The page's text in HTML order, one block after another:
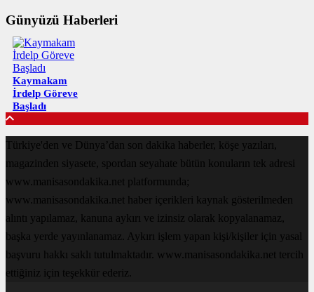
Günyüzü Haberleri
Kaymakam
İrdelp Göreve
Başladı
Türkiye'den ve Dünya’dan son dakika haberler, köşe yazıları,
magazinden siyasete, spordan seyahate bütün konuların tek adresi
www.manisasondakika.net platformunda;
www.manisasondakika.net haber içerikleri kaynak gösterilmeden
alıntı yapılamaz, kanuna aykırı ve izinsiz olarak kopyalanamaz,
başka yerde yayınlanamaz. Aykırı işlem yapan kişi/kişiler için yasal
başvuru hakkı saklı tutulmaktadır. www.manisasondakika.net tercih
ettiğiniz için teşekkür ederiz.